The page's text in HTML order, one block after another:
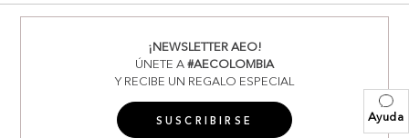
Ayuda
¡NEWSLETTER AEO!
ÚNETE A#AECOLOMBIA
Y RECIBE UN REGALO ESPECIAL
SUSCRIBIRSE